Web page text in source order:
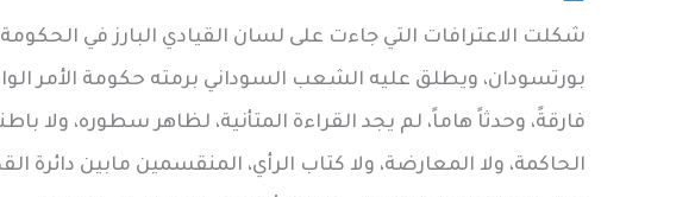
شكلت الاعترافات التي جاءت على لسان القيادي البارز في
بورتسودان، ويطلق عليه الشعب السوداني برمته حكومة الأمر
فارقةً، وحدثاً هاماً، لم يجد القراءة المتأنية، لظاهر سطوره، ولا
الحاكمة، ولا المعارضة، ولا كتاب الرأي، المنقسمين مابين دائرة